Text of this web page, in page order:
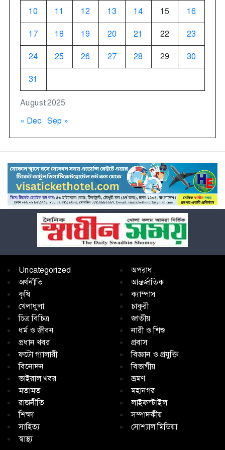
August 2025
10 11 12 13 14 15 16
17 18 19 20 21 22 23
24 25 26 27 28 29 30
31
« Dec Sep »
Uncategorized
অপরাধ
অর্থনীতি
আন্তর্জাতিক
কৃষি
ক্যাম্পাস
খেলাধুলা
চাকুরী
চিত্র বিচিত্র
জাতীয়
ধর্ম ও জীবন
নারী ও শিশু
প্রধান খবর
প্রবাস
ফটো গ্যালারী
বিজ্ঞান ও প্রযুক্তি
বিনোদন
বিভাগীয়
ভাইরাল খবর
ভ্রমণ
মতামত
মহানগর
রাজনীতি
লাইফস্টাইল
শিক্ষা
সম্পাদকীয়
সাহিত্য
সোশ্যাল মিডিয়া
স্বাস্থ্য